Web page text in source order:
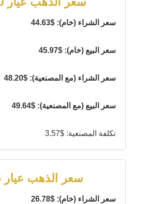
سعر الشراء (خام): $44.63
سعر البيع (خام): $45.97
سعر الشراء (مع المصنعية): $48.20
سعر البيع (مع المصنعية): $49.64
تكلفة المصنعية: $3.57
سعر الذهب عيار 6
سعر الشراء (خام): $26.78